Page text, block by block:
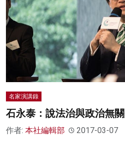
名家演講錄
石永泰：說法治與政治無
作者: 本社編輯部 2017-03-07